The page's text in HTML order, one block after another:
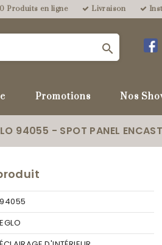
Produits en ligne Livraison

Promotions Nos
94055 - SPOT PANEL
94055
EGLO